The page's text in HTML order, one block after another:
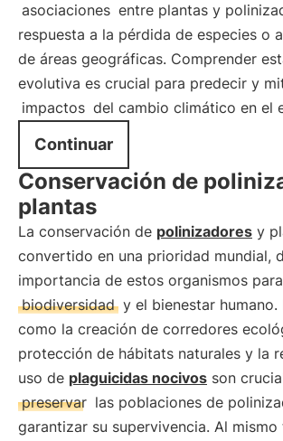
asociaciones entre plantas y
respuesta a la pérdida de especies o
de áreas geográficas. Comprender
evolutiva es crucial para predecir y
impactos del cambio climático en el
Continuar
Conservación de
plantas
La conservación de polinizadores y
convertido en una prioridad mundial,
importancia de estos organismos
biodiversidad y el bienestar humano.
como la creación de corredores
protección de hábitats naturales y la
uso de plaguicidas nocivos son
preservar las poblaciones de
garantizar su supervivencia. Al mismo